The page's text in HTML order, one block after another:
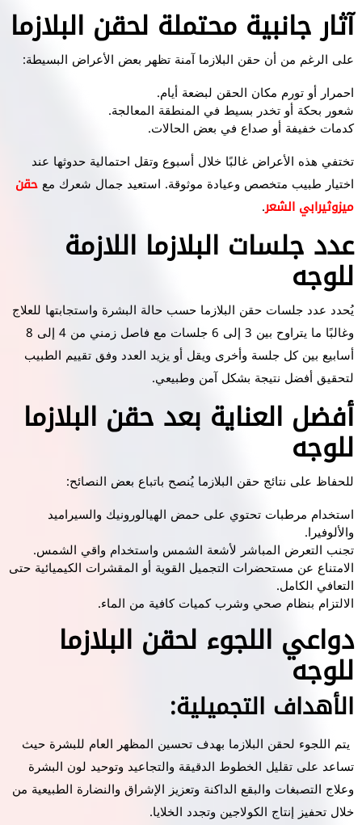
آثار جانبية محتملة لحقن البلازما
على الرغم من أن حقن البلازما آمنة تظهر بعض الأعراض البسيطة:
احمرار أو تورم مكان الحقن لبضعة أيام.
شعور بحكة أو تخدر بسيط في المنطقة المعالجة.
كدمات خفيفة أو صداع في بعض الحالات.
تختفي هذه الأعراض غالبًا خلال أسبوع وتقل احتمالية حدوثها عند
اختيار طبيب متخصص وعيادة موثوقة. استعيد جمال شعرك مع حقن
ميزوثيرابي الشعر.
عدد جلسات البلازما اللازمة
للوجه
يُحدد عدد جلسات حقن البلازما حسب حالة البشرة واستجابتها للعلاج
وغالبًا ما يتراوح بين 3 إلى 6 جلسات مع فاصل زمني من 4 إلى 8
أسابيع بين كل جلسة وأخرى ويقل أو يزيد العدد وفق تقييم الطبيب
لتحقيق أفضل نتيجة بشكل آمن وطبيعي.
أفضل العناية بعد حقن البلازما
للوجه
للحفاظ على نتائج حقن البلازما يُنصح باتباع بعض النصائح:
استخدام مرطبات تحتوي على حمض الهيالورونيك والسيراميد
والألوفيرا.
تجنب التعرض المباشر لأشعة الشمس واستخدام واقي الشمس.
الامتناع عن مستحضرات التجميل القوية أو المقشرات الكيميائية حتى
التعافي الكامل.
الالتزام بنظام صحي وشرب كميات كافية من الماء.
دواعي اللجوء لحقن البلازما
للوجه
الأهداف التجميلية:
يتم اللجوء لحقن البلازما بهدف تحسين المظهر العام للبشرة حيث
تساعد على تقليل الخطوط الدقيقة والتجاعيد وتوحيد لون البشرة
وعلاج التصبغات والبقع الداكنة وتعزيز الإشراق والنضارة الطبيعية من
خلال تحفيز إنتاج الكولاجين وتجدد الخلايا.